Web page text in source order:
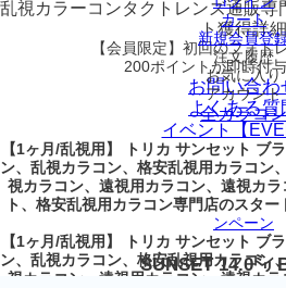
乱視カラーコンタクトレンズ通販専
ト獲得詳細
【会員限定】初回のフォト
200ポイントが即時付
お問い合わ
よくある質
イベント【
【1ヶ月/乱視用】 トリカ サンセット ブ
ン、乱視カラコン、格安乱視用カラコン
視カラコン、遠視用カラコン、遠視カ
ト、格安乱視用カラコン専門店のスタ
ンペーン
【1ヶ月/乱視用】 トリカ サンセット ブ
ン、乱視カラコン、格安乱視用カラコン
視カラコン、遠視用カラコン、遠視カ
カート
新規会員登
注文履歴
お気に入り
アカウント
全カラコン
SUNSET 14.0㍉